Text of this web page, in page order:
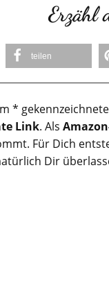
Erzähl
teilen
*
Link. Als
Für Dich
Dir